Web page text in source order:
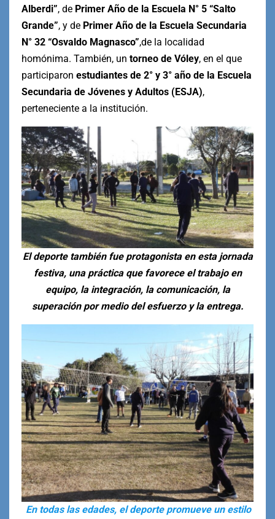
Alberdi”, de Primer Año de la Escuela N° 5 “Salto
Grande”, y de Primer Año de la Escuela Secundaria
N° 32 “Osvaldo Magnasco”,de la localidad
homónima. También, un torneo de Vóley, en el que
participaron estudiantes de 2° y 3° año de la Escuela
Secundaria de Jóvenes y Adultos (ESJA),
perteneciente a la institución.
El deporte también fue protagonista en esta jornada
festiva, una práctica que favorece el trabajo en
equipo, la integración, la comunicación, la
superación por medio del esfuerzo y la entrega.
En todas las edades, el deporte promueve un estilo